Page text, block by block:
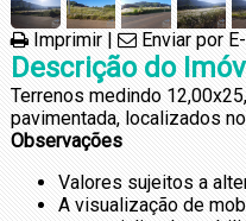
Imprimir | Enviar por
Descrição do
Terrenos medindo
pavimentada, localizados
Observações
Valores sujeitos a
A visualização de